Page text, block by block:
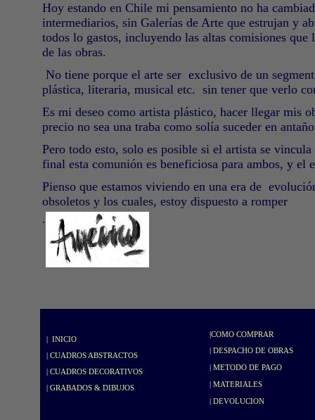
Hoy estando en Chile mi pensamiento no ha
intermediarios, sin Galerías de Arte que estrujan y
todos lo gastos, incluyendo las altas comisiones
de las obras.
No tiene porque el arte ser exclusivo de un
plástica, literaria, musical etc. sin tener que verlo
Es mi deseo como artista plástico, hacer llegar mis
precio no sea una traba como solía suceder en
Pero todo esto, solo es posible si el artista se
final esta comunión es beneficiosa para ambos, y
Pienso que estamos viviendo en una era de
obsoletos y los cuales, estoy dispuesto a romper
.
| INICIO
| CUADROS ABSTRACTOS
| CUADROS DECORATIVOS
| GRABADOS & DIBUJOS
|COMO COMPRAR
| DESPACHO DE OBRAS
| METODO DE PAGO
| MATERIALES
| DEVOLUCION